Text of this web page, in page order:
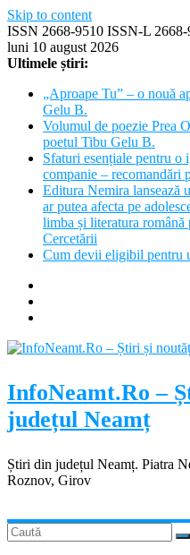
Skip to content
ISSN 2668-9510 ISSN-L 2668-
luni 10 august 2026
Ultimele știri:
„Aproape Tu” – o nouă
Gelu B.
Volumul de poezie Prea
poetul Tibu Gelu B.
Sfaturi esențiale pentru o
companie – recomandări
Editura Nemira lansează
ar putea afecta pe
limba și literatura
Cercetării
Cum devii eligibil pentru
InfoNeamt.Ro –
județul Neamț
Știri din județul Neamț. Piatra
Roznov, Girov